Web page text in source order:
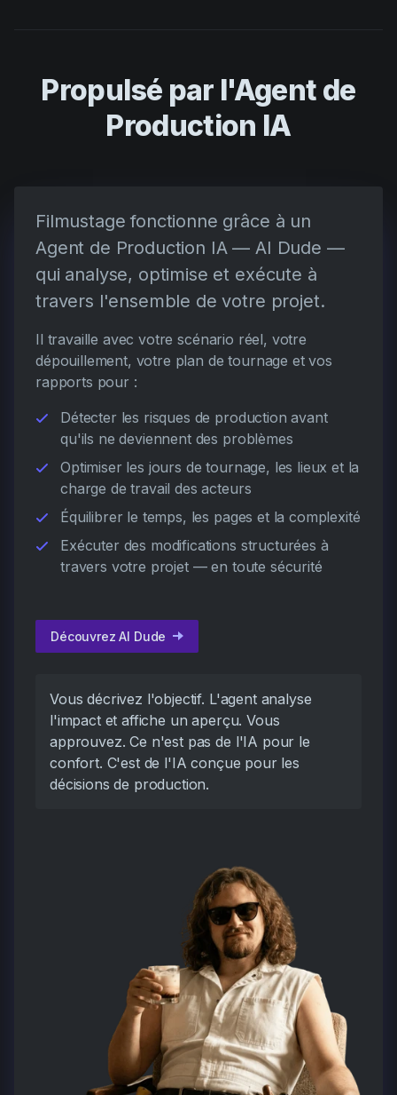
Propulsé par l'Agent de
Production IA
Filmustage fonctionne grâce à un
Agent de Production IA — AI Dude —
qui analyse, optimise et exécute à
travers l'ensemble de votre projet.
Il travaille avec votre scénario réel, votre
dépouillement, votre plan de tournage et vos
rapports pour :
Détecter les risques de production avant
qu'ils ne deviennent des problèmes
Optimiser les jours de tournage, les lieux et la
charge de travail des acteurs
Équilibrer le temps, les pages et la complexité
Exécuter des modifications structurées à
travers votre projet — en toute sécurité
Découvrez AI Dude
Vous décrivez l'objectif. L'agent analyse
l'impact et affiche un aperçu. Vous
approuvez. Ce n'est pas de l'IA pour le
confort. C'est de l'IA conçue pour les
décisions de production.